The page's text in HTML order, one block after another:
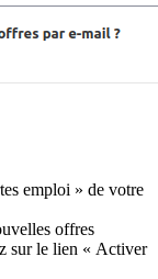
emploi » de votre
offres
sur le lien « Activer